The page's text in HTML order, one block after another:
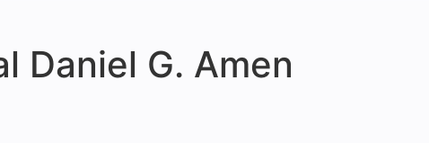
Daniel G. Amen